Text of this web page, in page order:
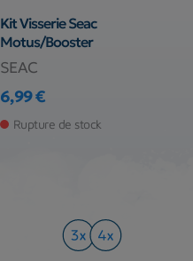
Kit Visserie Seac
Motus/Booster
SEAC
Prix
6,99 €
Rupture de stock